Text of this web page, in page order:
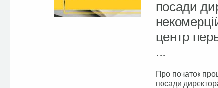
посади
центр
...
Про початок
посади